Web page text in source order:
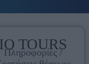
IO TOURS
Πληροφορίες /